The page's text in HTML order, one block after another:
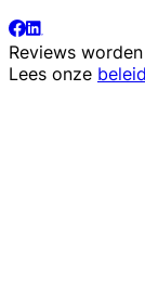
Reviews
Lees onze beleid